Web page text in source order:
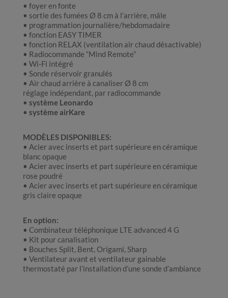
• foyer en fonte
• sortie des fumées Ø 8 cm à l’arrière, mâle
• programmation journalière/hebdomadaire
• fonction EASY TIMER
• fonction RELAX (ventilation air chaud désactivable)
• Radiocommande “Mind Remote”
• Wi-Fi intégré
• Sonde réservoir granulés
• Air chaud arrière à canaliser Ø 8 cm
réglage indépendant, par radiocommande
• système Leonardo
• système airKare
MODÈLES DISPONIBLES:
• Acier avec inserts et part supérieure en céramique
blanc opaque
• Acier avec inserts et part supérieure en céramique
rose poudré
• Acier avec inserts et part supérieure en céramique
gris claire opaque
En option:
• Combinateur téléphonique LTE advanced 4 G
• Kit pour canalisation
• Bouches Split, Bent, Origami, Sharp
• Ventilateur avant et ventilateur gainable
thermostaté par l’installation d’une sonde d’ambiance